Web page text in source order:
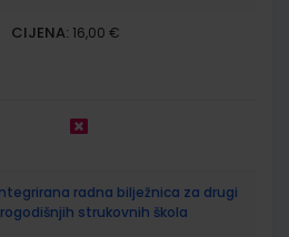
CIJENA: 16,00 €
radna bilježnica za drugi
strukovnih škola